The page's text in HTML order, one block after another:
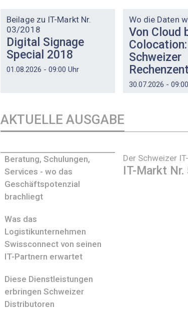
Beilage zu IT-Markt Nr.
03/2018
Digital Signage
Special 2018
01.08.2026 - 09:00 Uhr
Wo die Daten
Von Cloud
Schweizer
30.07.2026 -
AKTUELLE AUSGABE
Der Schweizer
IT-Markt
Beratung, Schulungen,
Services - wo das
Geschäftspotenzial
brachliegt
Was das
Logistikunternehmen
Swissconnect von seinen
IT-Partnern erwartet
Diese Dienstleistungen
erbringen Schweizer
Distributoren